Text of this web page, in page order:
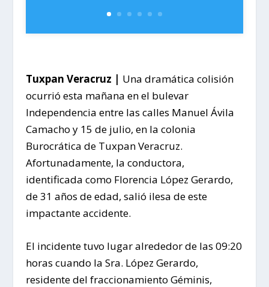
Tuxpan Veracruz | Una dramática colisión
ocurrió esta mañana en el bulevar
Independencia entre las calles Manuel Ávila
Camacho y 15 de julio, en la colonia
Burocrática de Tuxpan Veracruz.
Afortunadamente, la conductora,
identificada como Florencia López Gerardo,
de 31 años de edad, salió ilesa de este
impactante accidente.
El incidente tuvo lugar alrededor de las 09:20
horas cuando la Sra. López Gerardo,
residente del fraccionamiento Géminis,